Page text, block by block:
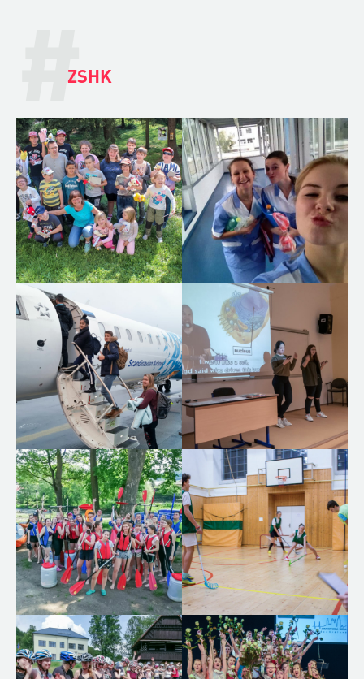
#
ZSHK